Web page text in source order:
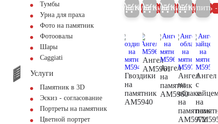
Тумбы
Урна для праха
Фото на памятник
Фотоовалы
Шары
Сaggiati
Услуги
Памятник в 3D
Эскиз - согласование
Портреты на памятник
Цветной портрет
Купить 5%
Купить 5%
Купить 5%
Купить 5%
Купить
Гвоздики
на
памятник
AM5940
Ангел
AM5961Ангел
на
памятник
AM5960
Ангел
на
облаке
на
памятник
AM5972
Ангел
с
на